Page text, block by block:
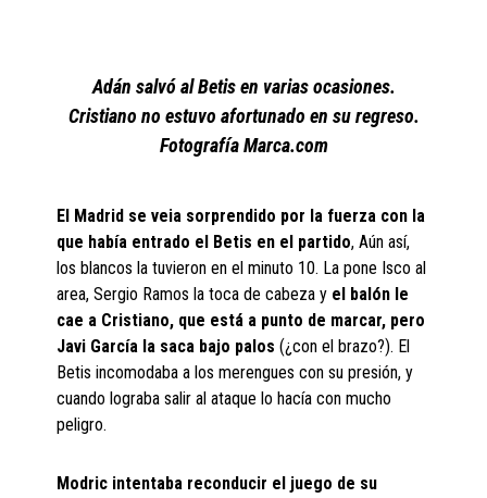
Adán salvó al Betis en varias ocasiones.
Cristiano no estuvo afortunado en su regreso.
Fotografía Marca.com
El Madrid se veia sorprendido por la fuerza con la
que había entrado el Betis en el partido, Aún así,
los blancos la tuvieron en el minuto 10. La pone Isco al
area, Sergio Ramos la toca de cabeza y el balón le
cae a Cristiano, que está a punto de marcar, pero
Javi García la saca bajo palos (¿con el brazo?). El
Betis incomodaba a los merengues con su presión, y
cuando lograba salir al ataque lo hacía con mucho
peligro.
Modric intentaba reconducir el juego de su